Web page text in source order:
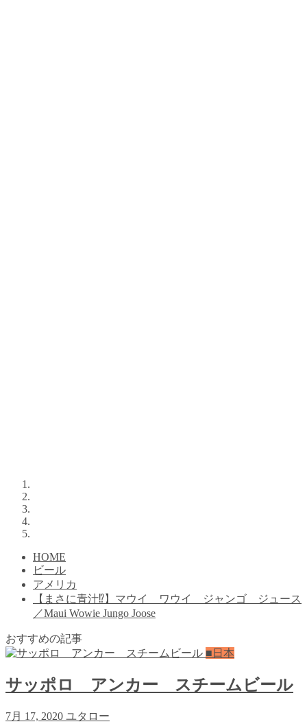
HOME
ビール
アメリカ
【まさに青汁⁉︎】マウイ ワウイ ジャンゴ ジュース
／Maui Wowie Jungo Joose
おすすめの記事
■日本
サッポロ アンカー スチームビール
7月 17, 2020 ユタロー